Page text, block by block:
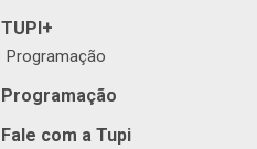
TUPI+
Programação
Programação
Fale com a Tupi